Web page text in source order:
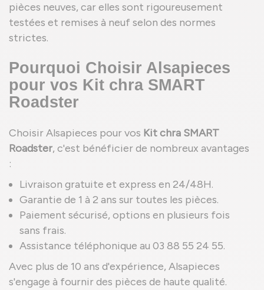
pièces neuves, car elles sont rigoureusement
testées et remises à neuf selon des normes
strictes.
Pourquoi Choisir Alsapieces
pour vos Kit chra SMART
Roadster
Choisir Alsapieces pour vos Kit chra SMART
Roadster, c'est bénéficier de nombreux avantages
:
Livraison gratuite et express en 24/48H.
Garantie de 1 à 2 ans sur toutes les pièces.
Paiement sécurisé, options en plusieurs fois
sans frais.
Assistance téléphonique au 03 88 55 24 55.
Avec plus de 10 ans d'expérience, Alsapieces
s'engage à fournir des pièces de haute qualité.